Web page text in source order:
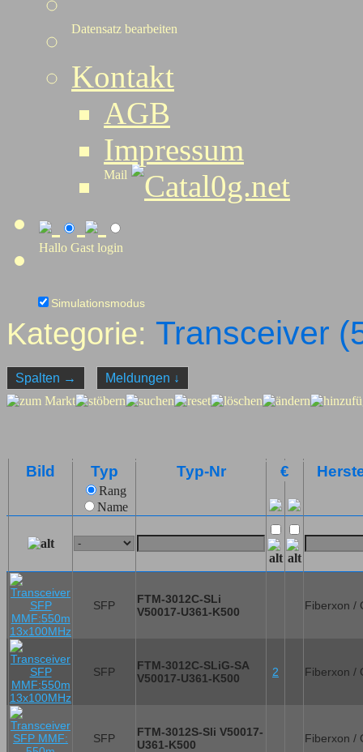
Datensatz bearbeiten
Kontakt
AGB
Impressum
Mail Catal0g.net
Hallo Gast login
Simulationsmodus
Kategorie: Transceiver (
Spalten → Meldungen ↓
Bild Typ Typ-Nr €
Rang
Name
SFP
FTM-3012C-SLi
V50017-U361-K500
Fiberxon /
SFP
FTM-3012C-SLiG-SA
V50017-U361-K500
2 Fiberxon /
SFP
FTM-3012S-Sli V50017-
U361-K500
Fiberxon /